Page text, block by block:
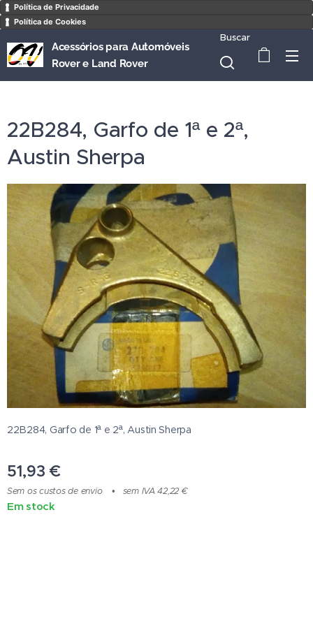
Política de Privacidade
Política de Cookies
Acessórios para Automóveis
Rover e Land Rover
Buscar
22B284, Garfo de 1ª e 2ª,
Austin Sherpa
22B284, Garfo de 1ª e 2ª, Austin Sherpa
51,93 €
Sem os custos de envio sem IVA 42,22 €
Em stock